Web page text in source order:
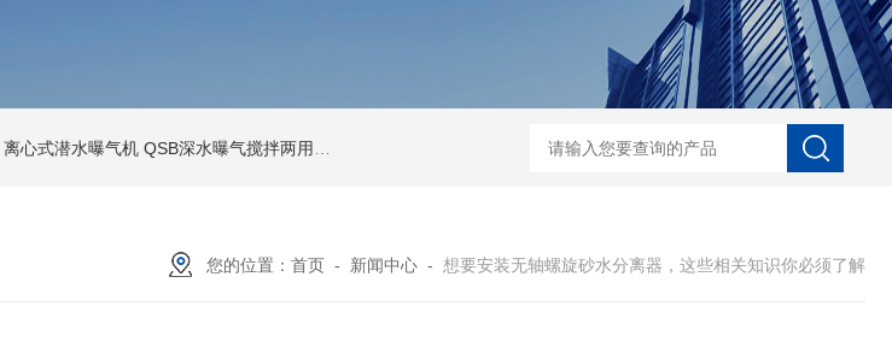
离心式潜水曝气机 QSB深水曝气搅拌两用机 絮凝反应搅拌机-潜水搅拌机 JBK型框式搅拌器-潜水搅拌
您的位置： 首页 - 新闻中心 - 想要安装无轴螺旋砂水分离器，这些相关知识你必须了解